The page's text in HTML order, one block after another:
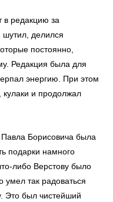
в редакцию за
делился
постоянно,
Редакция была для
энергию. При этом
кулаки и продолжал
Павла Борисовича была
подарки намного
либо Верстову было
умел так радоваться
Это был чистейший